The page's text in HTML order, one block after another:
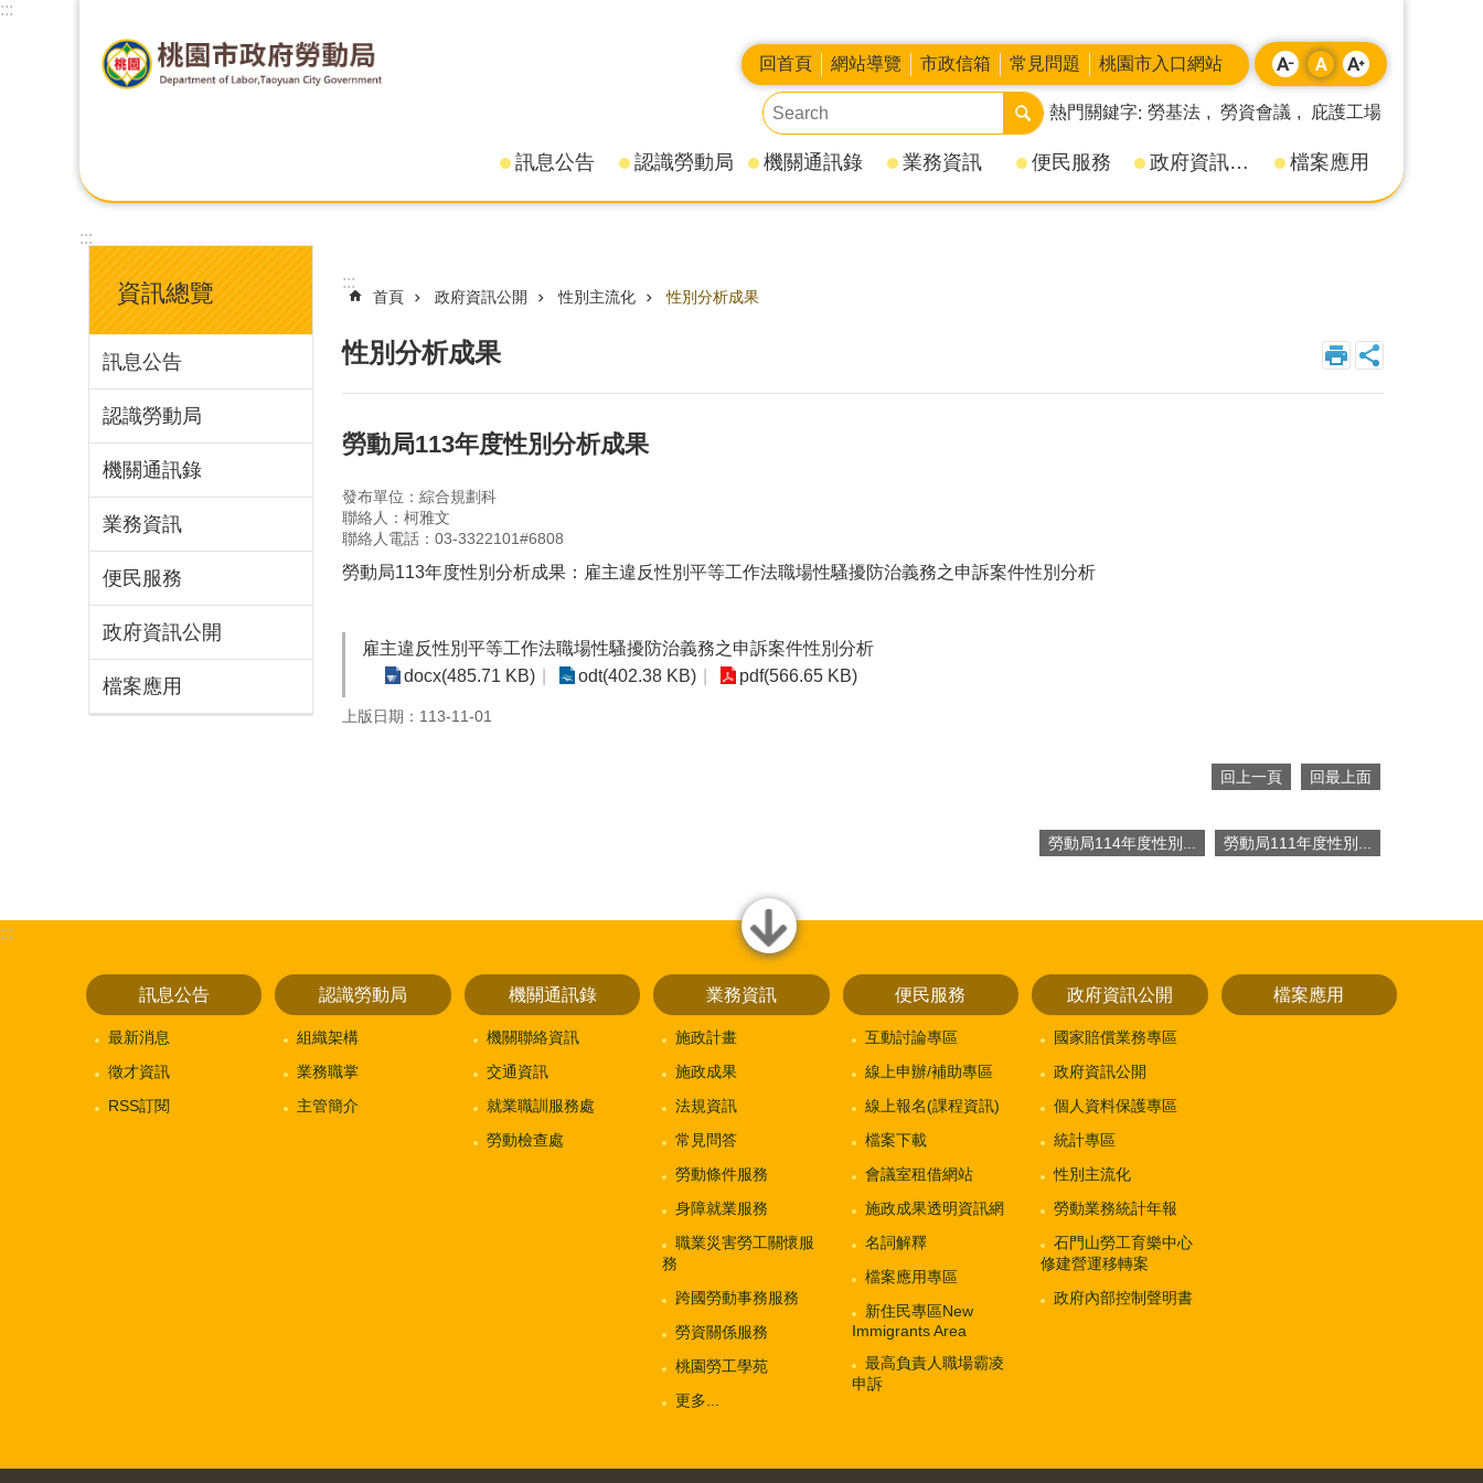
:::
回首頁 網站導覽 市政信箱 常見問題 桃園市入口網站
熱門關鍵字 勞基法 勞資會議 庇護工場
訊息公告 認識勞動局 機關通訊錄 業務資訊 便民服務 政府資訊公開 檔案應用
:::
資訊總覽
訊息公告
認識勞動局
機關通訊錄
業務資訊
便民服務
政府資訊公開
檔案應用
:::
首頁 政府資訊公開 性別主流化 性別分析成果
性別分析成果
勞動局113年度性別分析成果
發布單位：綜合規劃科
聯絡人：柯雅文
聯絡人電話：03-3322101#6808
勞動局113年度性別分析成果：雇主違反性別平等工作法職場性騷擾防治義務之申訴案件性別分析
雇主違反性別平等工作法職場性騷擾防治義務之申訴案件性別分析
docx(485.71 KB)
odt(402.38 KB) pdf(566.65 KB)
上版日期：113-11-01
回上一頁 回最上面
勞動局114年度性別... 勞動局111年度性別...
close
:::
訊息公告
最新消息
徵才資訊
RSS訂閱
認識勞動局
組織架構
業務職掌
主管簡介
機關通訊錄
機關聯絡資訊
交通資訊
就業職訓服務處
勞動檢查處
業務資訊
施政計畫
施政成果
法規資訊
常見問答
勞動條件服務
身障就業服務
職業災害勞工關懷服
務
跨國勞動事務服務
勞資關係服務
桃園勞工學苑
更多...
便民服務
互動討論專區
線上申辦/補助專區
線上報名(課程資訊)
檔案下載
會議室租借網站
施政成果透明資訊網
名詞解釋
檔案應用專區
新住民專區New
Immigrants Area
最高負責人職場霸凌
申訴
政府資訊公開
國家賠償業務專區
政府資訊公開
個人資料保護專區
統計專區
性別主流化
勞動業務統計年報
石門山勞工育樂中心
修建營運移轉案
政府內部控制聲明書
檔案應用